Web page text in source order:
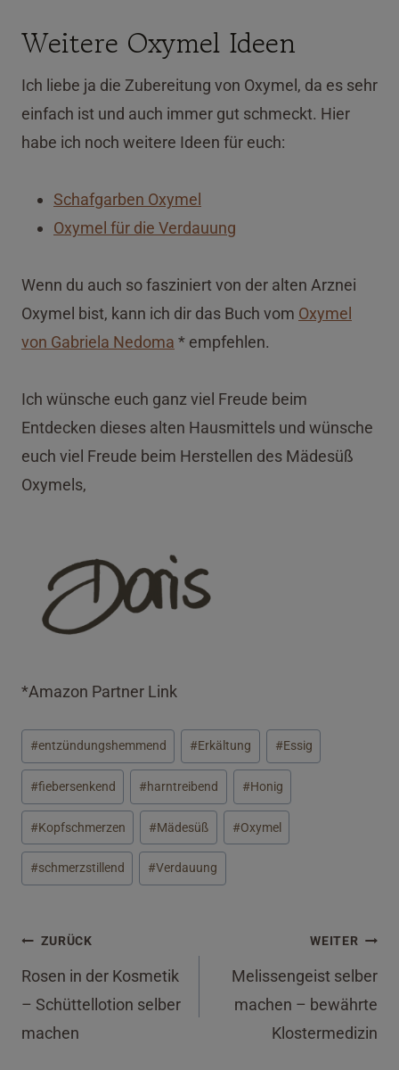
Weitere Oxymel Ideen
Ich liebe ja die Zubereitung von Oxymel, da es sehr
einfach ist und auch immer gut schmeckt. Hier
habe ich noch weitere Ideen für euch:
Schafgarben Oxymel
Oxymel für die Verdauung
Wenn du auch so fasziniert von der alten Arznei
Oxymel bist, kann ich dir das Buch vom Oxymel
von Gabriela Nedoma * empfehlen.
Ich wünsche euch ganz viel Freude beim
Entdecken dieses alten Hausmittels und wünsche
euch viel Freude beim Herstellen des Mädesüß
Oxymels,
*Amazon Partner Link
Schlagworte:
#entzündungshemmend #Erkältung #Essig
#fiebersenkend #harntreibend #Honig
#Kopfschmerzen #Mädesüß #Oxymel
#schmerzstillend #Verdauung
Beitragsnavigation
ZURÜCK
Rosen in der Kosmetik
– Schüttellotion selber
machen
WEITER
Melissengeist selber
machen – bewährte
Klostermedizin